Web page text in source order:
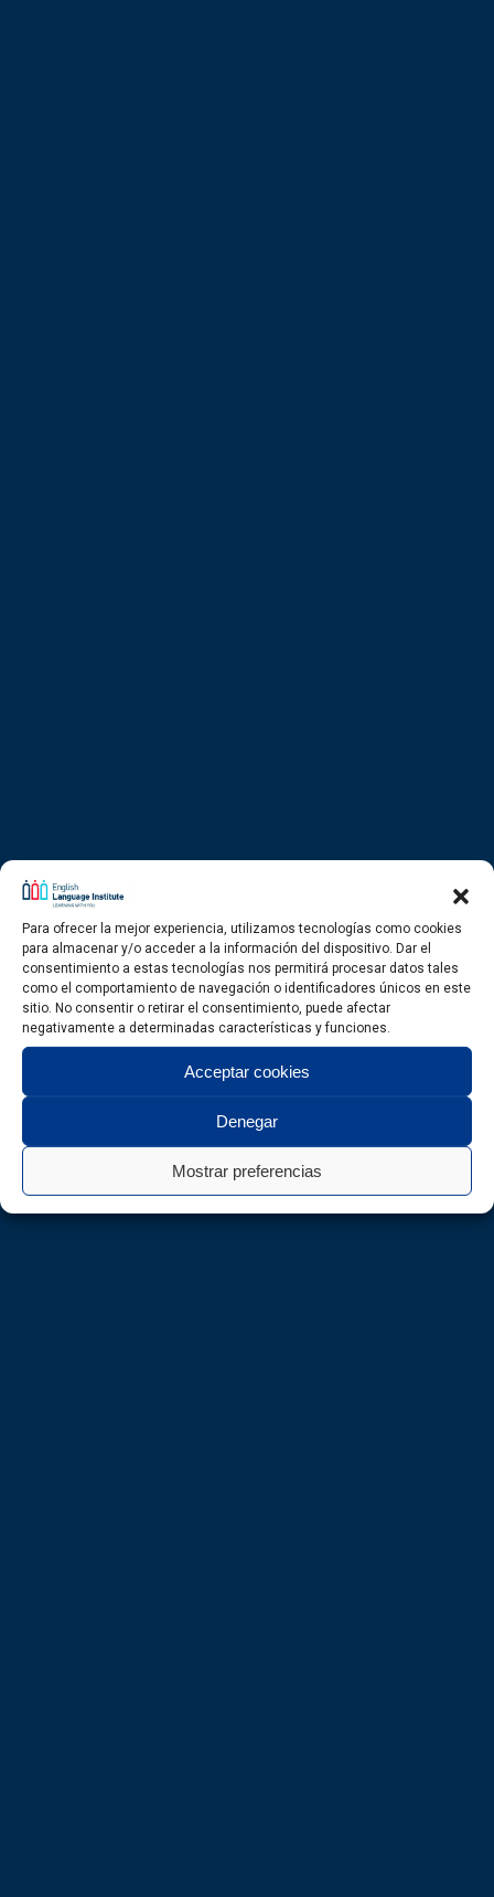
Para ofrecer la mejor experiencia, utilizamos tecnologías como cookies
para almacenar y/o acceder a la información del dispositivo. Dar el
consentimiento a estas tecnologías nos permitirá procesar datos tales
como el comportamiento de navegación o identificadores únicos en este
sitio. No consentir o retirar el consentimiento, puede afectar
negativamente a determinadas características y funciones.
Acceptar cookies
Denegar
Mostrar preferencias